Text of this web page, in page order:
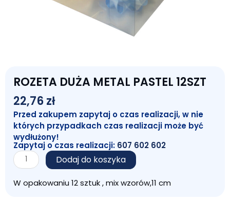
ROZETA DUŻA METAL PASTEL 12SZT
22,76zł
Przed zakupem zapytaj o czas realizacji, w nie
których przypadkach czas realizacji może być
wydłużony!
Zapytaj o czas realizacji: 607 602 602
ilość
ROZETA
METAL
Dodaj do koszyka
W opakowaniu 12 sztuk , mix wzorów,11 cm